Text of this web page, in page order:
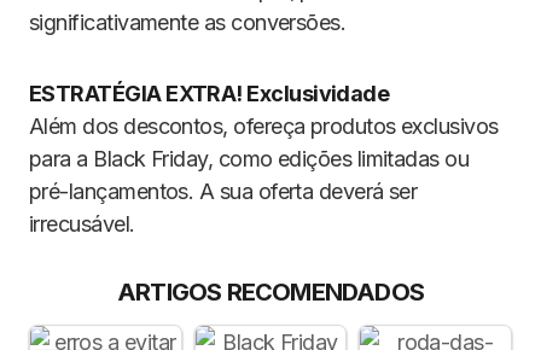
significativamente as conversões.
ESTRATÉGIA EXTRA! Exclusividade
Além dos descontos, ofereça produtos exclusivos
para a Black Friday, como edições limitadas ou
pré-lançamentos. A sua oferta deverá ser
irrecusável.
ARTIGOS RECOMENDADOS